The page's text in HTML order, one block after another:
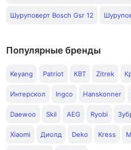
Шуруповерт Bosch Gsr 12
Популярные бренды
Keyang Patriot КВТ Zitrek
Интерскол Ingco Hanskonner
Daewoo Skil AEG Ryobi
Xiaomi Диолд Deko Kress